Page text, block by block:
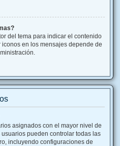
del tema para indicar el contenido
en los mensajes depende de
asignados con el mayor nivel de
pueden controlar todas las
incluyendo configuraciones de